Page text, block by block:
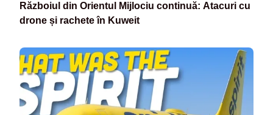
Războiul din Orientul Mijlociu continuă: Atacuri cu
drone și rachete în Kuweit